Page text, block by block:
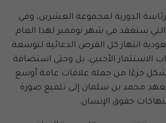
الدورية لمجموعة العشرين، وفي
ستعقد في شهر نوفمبر لهذا العام
انتهاز كل الفرص الدعائية لتوسعة
الاستثمار الأجنبي، بل وحتى استضافة
جزءًا من حملة علاقات عامة أوسع
محمد بن سلمان إلى تلميع صورة
حقوق الإنسان.